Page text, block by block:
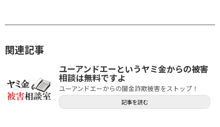
関連記事
ユーアンドエーというヤミ金からの被害
相談は無料ですよ
ユーアンドエーからの闇金詐欺被害をストップ！
記事を読む